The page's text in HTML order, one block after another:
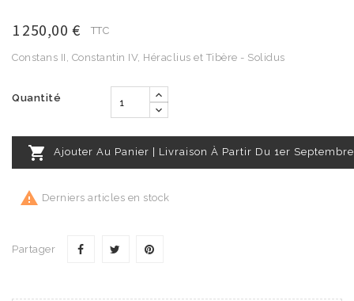
1 250,00 € TTC
Constans II, Constantin IV, Héraclius et Tibère - Solidus
Quantité
 Ajouter Au Panier | Livraison À Partir Du 1er Septembre
 Derniers articles en stock
Partager